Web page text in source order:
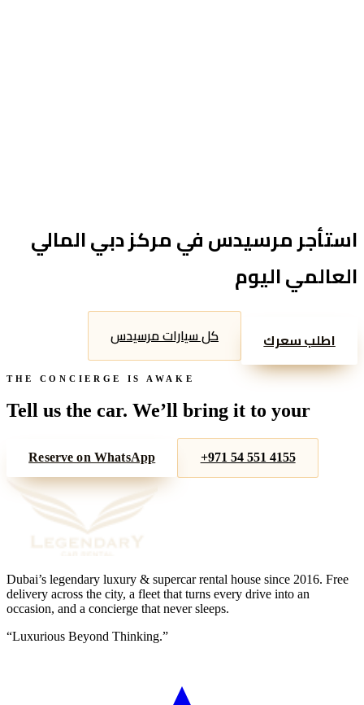
استأجرمرسيدسفيمركز دبي المالي
العالمياليوم
اطلب سعرك كل سياراتمرسيدس
THE CONCIERGE IS AWAKE
Tell us the car. We’ll bring it to your
Reserve on WhatsApp +971 54 551 4155
Dubai’s legendary luxury & supercar rental house since 2016. Free
delivery across the city, a fleet that turns every drive into an
occasion, and a concierge that never sleeps.
“Luxurious Beyond Thinking.”